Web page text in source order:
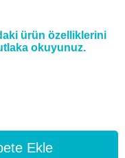
ürün özelliklerini
okuyunuz.